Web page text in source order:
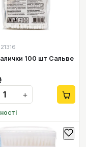
100 шт Сальве
+